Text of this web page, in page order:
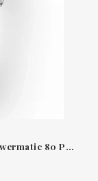
Reloj Acero PVD Oro rosa Automático Powermatic 80 PRX Tissot